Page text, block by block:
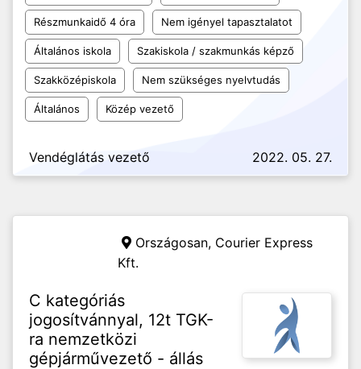
Részmunkaidő 4 óra Nem igényel tapasztalatot
Általános iskola Szakiskola / szakmunkás képző
Szakközépiskola Nem szükséges nyelvtudás
Általános Közép vezető
Vendéglátás vezető 2022. 05. 27.
Országosan, Courier Express
Kft.
C kategóriás
jogosítvánnyal, 12t TGK-
ra nemzetközi
gépjárművezető - állás